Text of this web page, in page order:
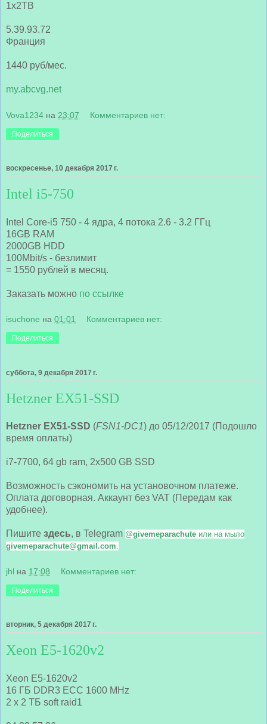
1x2TB
5.39.93.72
Франция
1440 руб/мес.
my.abcvg.net
Vova1234 на 23:07 Комментариев нет:
Поделиться
воскресенье, 10 декабря 2017 г.
Intel i5-750
Intel Core-i5 750 - 4 ядра, 4 потока 2.6 - 3.2 ГГц
16GB RAM
2000GB HDD
100Mbit/s - безлимит
= 1550 рублей в месяц.
Заказать можно по ссылке
isuchone на 01:01 Комментариев нет:
Поделиться
суббота, 9 декабря 2017 г.
Hetzner EX51-SSD
Hetzner EX51-SSD (FSN1-DC1) до 05/12/2017 (Подошло
время оплаты)
i7-7700, 64 gb ram, 2x500 GB SSD
Возможность сэкономить на установочном платеже.
Оплата договорная. Аккаунт без VAT (Передам как
удобнее).
Пишите здесь, в Telegram @givemeparachute или на мыло
givemeparachute@gmail.com.
jhl на 17:08 Комментариев нет:
Поделиться
вторник, 5 декабря 2017 г.
Xeon E5-1620v2
Xeon E5-1620v2
16 ГБ DDR3 ECC 1600 MHz
2 x 2 ТБ soft raid1